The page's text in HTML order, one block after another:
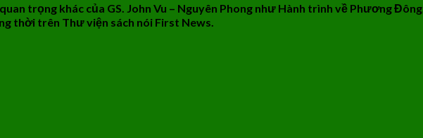
quan trọng khác của GS. John Vu – Nguyên Phong như Hành trình về Phương
thời trên Thư viện sách nói First News.